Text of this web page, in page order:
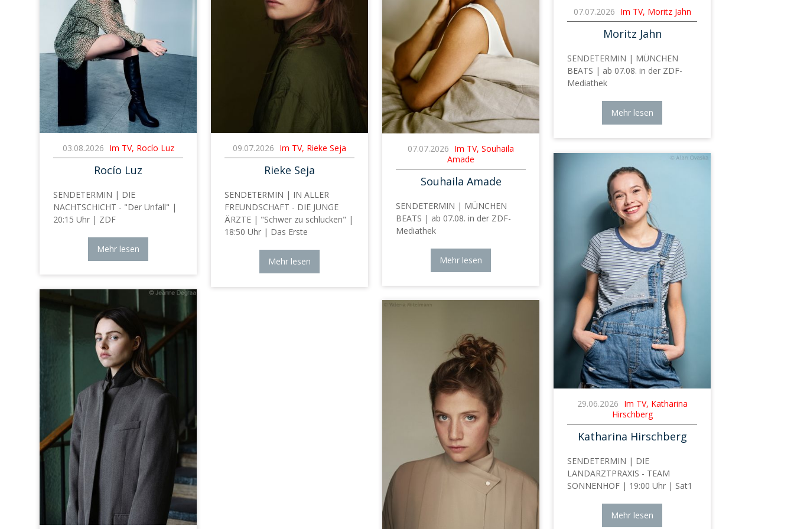
03.08.2026 Im TV, Rocío Luz
Rocío Luz
SENDETERMIN | DIE
NACHTSCHICHT - "Der Unfall" |
20:15 Uhr | ZDF
Mehr lesen
09.07.2026 Im TV, Rieke Seja
Rieke Seja
SENDETERMIN | IN ALLER
FREUNDSCHAFT - DIE JUNGE
ÄRZTE | "Schwer zu schlucken" |
18:50 Uhr | Das Erste
Mehr lesen
07.07.2026 Im TV, Souhaila
Amade
Souhaila Amade
SENDETERMIN | MÜNCHEN
BEATS | ab 07.08. in der ZDF-
Mediathek
Mehr lesen
07.07.2026 Im TV, Moritz Jahn
Moritz Jahn
SENDETERMIN | MÜNCHEN
BEATS | ab 07.08. in der ZDF-
Mediathek
Mehr lesen
29.06.2026 Im TV, Katharina
Hirschberg
Katharina Hirschberg
SENDETERMIN | DIE
LANDARZTPRAXIS - TEAM
SONNENHOF | 19:00 Uhr | Sat1
Mehr lesen